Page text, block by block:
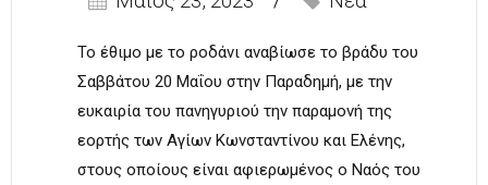
Το έθιμο με το ροδάνι αναβίωσε το βράδυ του
Σαββάτου 20 Μαΐου στην Παραδημή, με την
ευκαιρία του πανηγυριού την παραμονή της
εορτής των Αγίων Κωνσταντίνου και Ελένης,
στους οποίους είναι αφιερωμένος ο Ναός του